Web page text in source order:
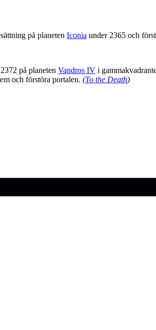
på planeten Iconia under 2365 och
på planeten Vandros IV i
och förstöra portalen. (To the Death)